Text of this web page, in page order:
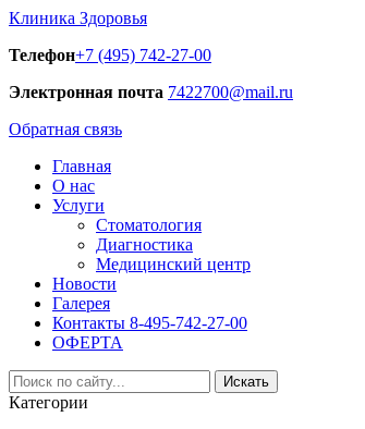
Клиника Здоровья
Телефон+7 (495) 742-27-00
Электронная почта 7422700@mail.ru
Обратная связь
Главная
О нас
Услуги
Стоматология
Диагностика
Медицинский центр
Новости
Галерея
Контакты 8-495-742-27-00
ОФЕРТА
Искать
Категории